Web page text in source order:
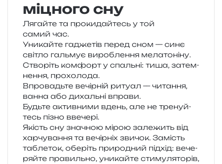
міцного сну
Лягайте та про­ки­дай­тесь у той
самий час.
Уникайте гадже­тів перед сном — синє
сві­тло галь­мує виро­бле­н­ня мелатоніну.
Створіть ком­форт у спаль­ні: тиша, затем­
не­н­ня, прохолода.
Впровадьте вечір­ній риту­ал — чита­н­ня,
ванна або дихаль­ні вправи.
Будьте актив­ни­ми вдень, але не тре­нуй­
тесь пізно ввечері.
Якість сну зна­чною мірою зале­жить від
хар­чу­ва­н­ня та вечір­ніх зви­чок. Замість
табле­ток, обе­ріть при­ро­дний під­хід: вече­
ряй­те пра­виль­но, уни­кай­те сти­му­ля­то­рів,